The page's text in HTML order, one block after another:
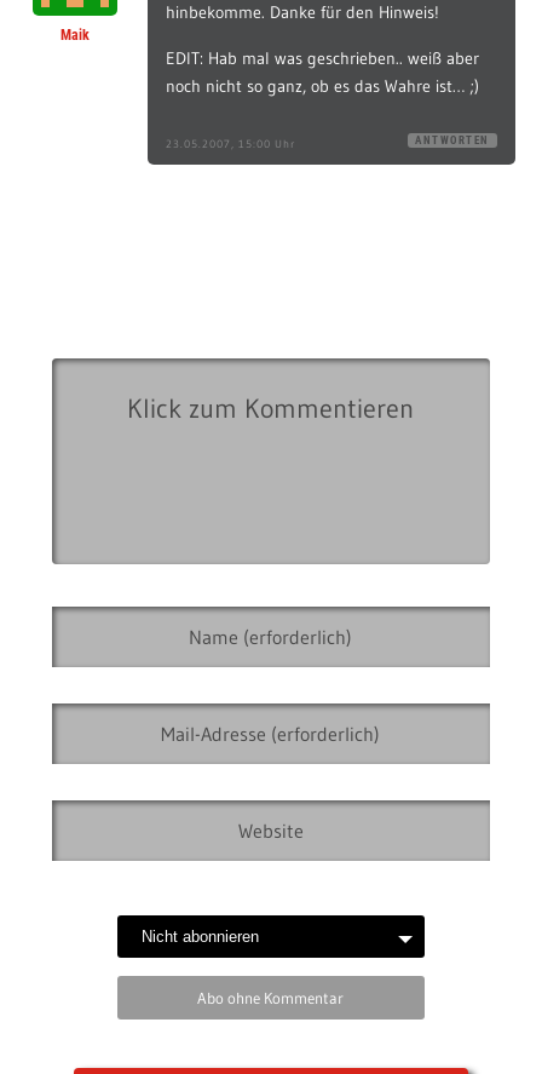
Maik
hinbekomme. Danke für den Hinweis!
EDIT: Hab mal was geschrieben.. weiß aber
noch nicht so ganz, ob es das Wahre ist… ;)
23.05.2007, 15:00 Uhr ANTWORTEN
Abo ohne Kommentar